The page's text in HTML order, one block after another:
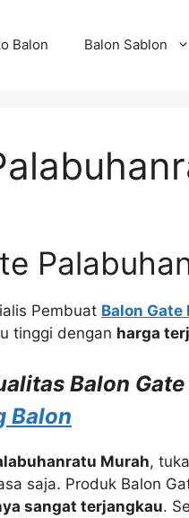
Balon Balon Sablon
Pembuat Balon Gate
tinggi dengan harga
Balon
Balon
Murah,
saja. Produk Balon
sangat terjangkau.